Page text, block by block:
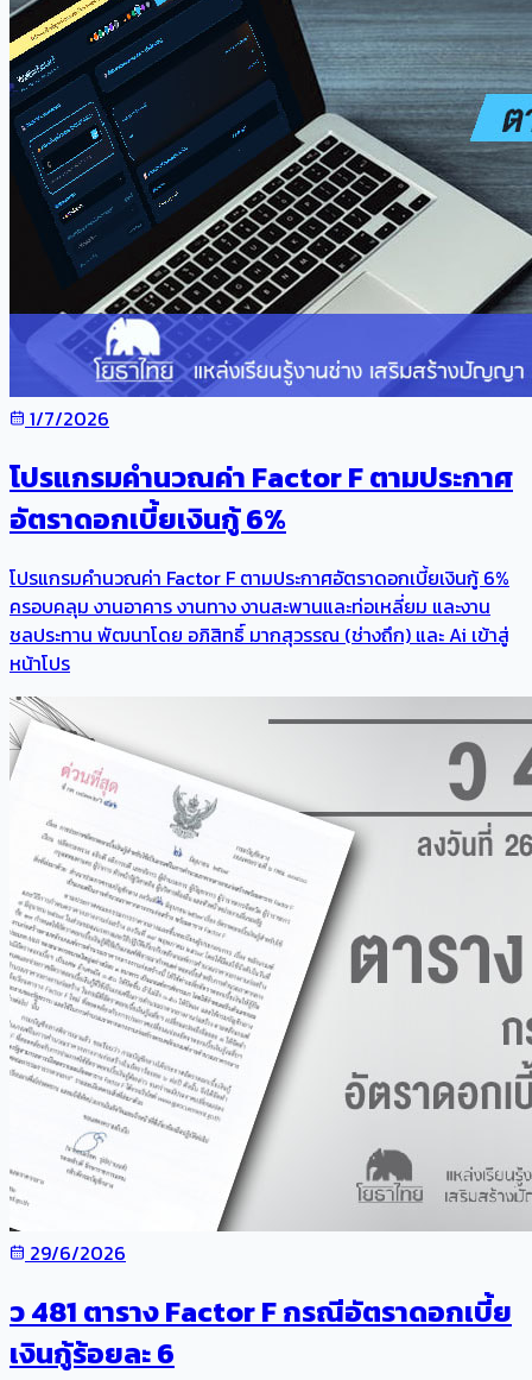
1/7/2026
โปรแกรมคำนวณค่า Factor F ตามประกาศ
อัตราดอกเบี้ยเงินกู้ 6%
โปรแกรมคำนวณค่า Factor F ตามประกาศอัตราดอกเบี้ยเงินกู้ 6%
ครอบคลุม งานอาคาร งานทาง งานสะพานและท่อเหลี่ยม และงาน
ชลประทาน พัฒนาโดย อภิสิทธิ์ มากสุวรรณ (ช่างถึก) และ Ai เข้าสู่
หน้าโปร
29/6/2026
ว 481 ตาราง Factor F กรณีอัตราดอกเบี้ย
เงินกู้ร้อยละ 6